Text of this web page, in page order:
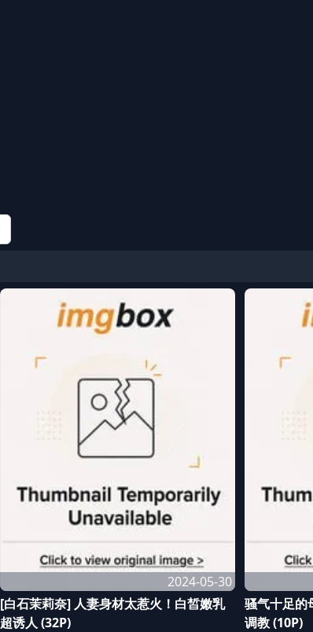
2024-05-30
[白石茉莉奈] 人妻身材太惹火！白皙嫩乳
超诱人 (32P)
骚气十足的
调教 (10P)